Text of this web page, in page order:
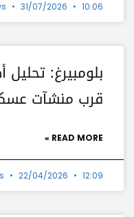
31/07/2026 10:06 ص
بلومبيرغ:
قرب منشآت
READ MORE »
22/04/2026 12:09 م